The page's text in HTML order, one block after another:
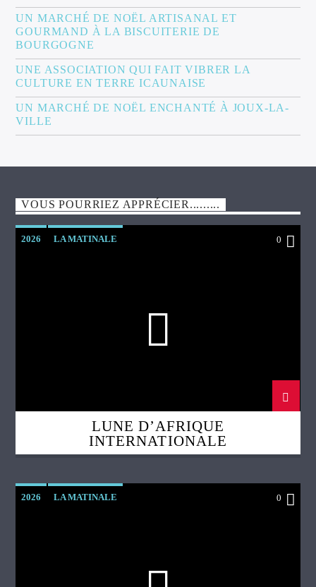
UN MARCHÉ DE NOËL ARTISANAL ET
GOURMAND À LA BISCUITERIE DE
BOURGOGNE
UNE ASSOCIATION QUI FAIT VIBRER LA
CULTURE EN TERRE ICAUNAISE
UN MARCHÉ DE NOËL ENCHANTÉ À JOUX-LA-
VILLE
VOUS POURRIEZ APPRÉCIER.........
2026 LA MATINALE 0
LUNE D’AFRIQUE
INTERNATIONALE
2026 LA MATINALE 0